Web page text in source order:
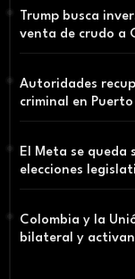
Trump busca
venta de crudo a
Autoridades
criminal en Puerto
El Meta se queda
elecciones
Colombia y la
bilateral y